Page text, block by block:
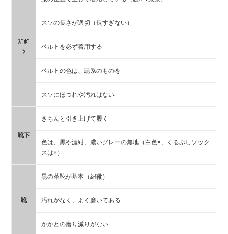
ｽﾞﾎﾞ
ﾝ
スソの長さが適切（長すぎない）
ベルトを必ず着用する
ベルトの色は、黒系のものを
スソにほつれや汚れはない
靴下
きちんと引き上げて履く
色は、黒や濃紺、濃いグレーの無地（白色×、くるぶしソック
スは×）
靴
黒の革靴が基本（紐靴）
汚れがなく、よく磨いてある
かかとの磨り減りがない